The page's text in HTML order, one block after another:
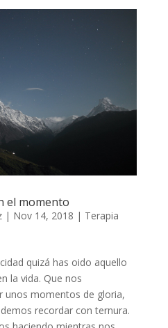
el momento
| Nov 14, 2018 | Terapia
quizá has oido aquello
la vida. Que nos
unos momentos de gloria,
recordar con ternura.